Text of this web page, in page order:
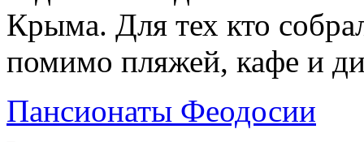
Крыма. Для тех кто
помимо пляжей, кафе и
Пансионаты Феодосии